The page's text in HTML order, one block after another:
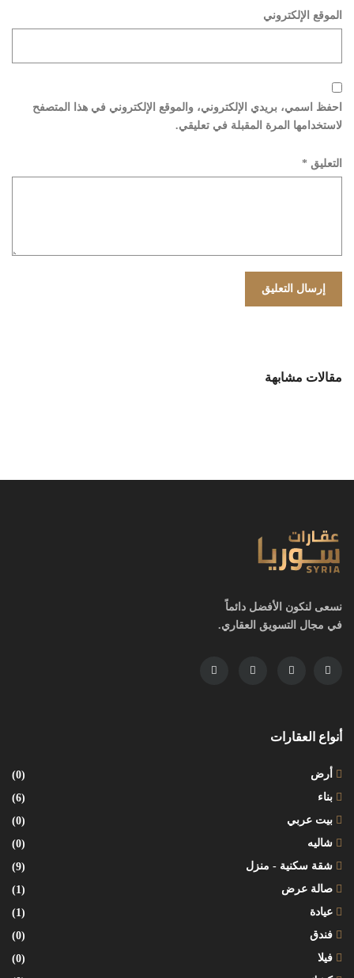
الموقع الإلكتروني
احفظ اسمي، بريدي الإلكتروني، والموقع الإلكتروني في هذا المتصفح
لاستخدامها المرة المقبلة في تعليقي.
التعليق *
مقالات مشابهة
نسعى لنكون الأفضل دائماً
في مجال التسويق العقاري.
أنواع العقارات
أرض
(0)
بناء
(6)
بيت عربي
(0)
شاليه
(0)
شقة سكنية - منزل
(9)
صالة عرض
(1)
عيادة
(1)
فندق
(0)
فيلا
(0)